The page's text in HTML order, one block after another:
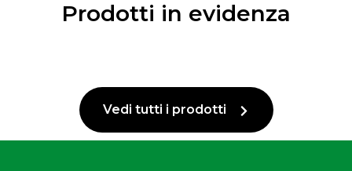
Prodotti in evidenza
Vedi tutti i prodotti